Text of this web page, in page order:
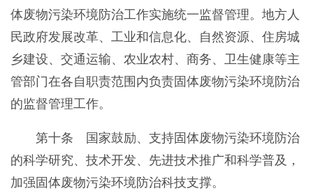
体废物污染环境防治工作实施统一监督管理。地方人
民政府发展改革、工业和信息化、自然资源、住房城
乡建设、交通运输、农业农村、商务、卫生健康等主
管部门在各自职责范围内负责固体废物污染环境防治
的监督管理工作。
第十条 国家鼓励、支持固体废物污染环境防治
的科学研究、技术开发、先进技术推广和科学普及，
加强固体废物污染环境防治科技支撑。